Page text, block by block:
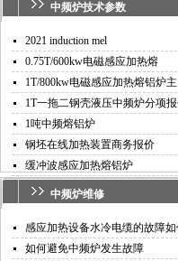
中频炉技术参数
2021 induction mel
0.75T/600kw电磁感应加热熔
1T/800kw电磁感应加热熔铝炉主
1T一拖二钢壳液压中频炉分项
1吨中频熔铝炉
钢坯在线加热装置商务报价
缓冲波感应加热熔铝炉
中频炉维修
感应加热设备水冷电缆的故障
如何避免中频炉发生故障